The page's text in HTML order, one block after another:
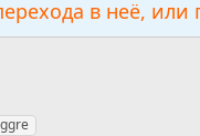
в неё,